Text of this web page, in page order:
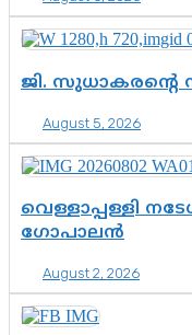
ജി. സുധാകരന്റെ
August 5, 2026
വെള്ളാപ്പള്ളി
ഗോപാലൻ
August 2, 2026